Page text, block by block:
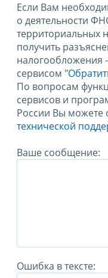
Если Вам
о деятельности
территориальных
получить
налогообложения
сервисом
По вопросам
сервисов и
России Вы можете
технической
Ваше сообщение:
Ошибка в тексте: